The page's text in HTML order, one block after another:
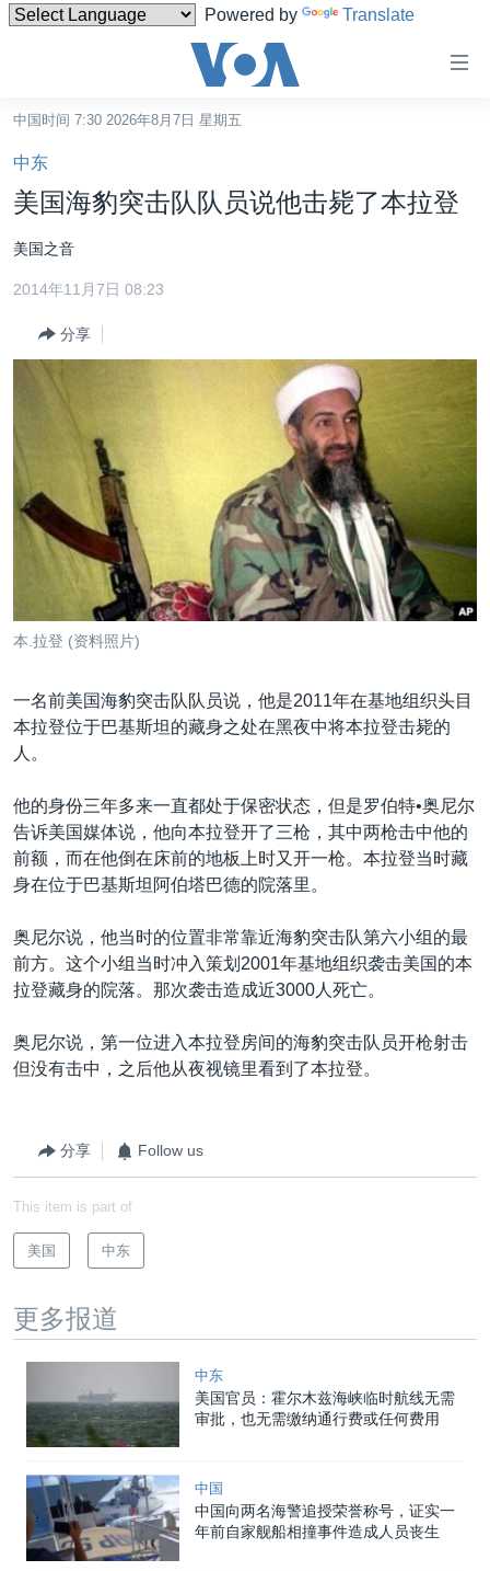
Powered by Translate
碍
链
接
跳
转
内
到
导
台湾
港澳
国际
最新国际新闻
欧洲
非洲
全球议题
分类新闻
经济·金融·贸易
人权·法律·宗教
科教·文娱·体健
军事
美中关系
热点专题
白宫要闻
国会报道
美中关系
美国建国250周年
美国之音专访
重要讲话与声明
南中国海争端
关注西藏
关注新疆
GEN Z 看美国
VOA视频
VOA今日焦点
中文广播
关注我们
中国时间 7:30 2026年8月7日 星期五
中东
美国海豹突击队队员说他击毙了本拉登
美国之音
2014年11月7日 08:23
分享
本.拉登 (资料照片)
一名前美国海豹突击队队员说，他是2011年在基地组织头目
本拉登位于巴基斯坦的藏身之处在黑夜中将本拉登击毙的
人。
他的身份三年多来一直都处于保密状态，但是罗伯特•奥尼尔
告诉美国媒体说，他向本拉登开了三枪，其中两枪击中他的
前额，而在他倒在床前的地板上时又开一枪。本拉登当时藏
身在位于巴基斯坦阿伯塔巴德的院落里。
奥尼尔说，他当时的位置非常靠近海豹突击队第六小组的最
前方。这个小组当时冲入策划2001年基地组织袭击美国的本
拉登藏身的院落。那次袭击造成近3000人死亡。
奥尼尔说，第一位进入本拉登房间的海豹突击队员开枪射击
但没有击中，之后他从夜视镜里看到了本拉登。
分享 Follow us
This item is part of
美国 中东
更多报道
中东
美国官员：霍尔木兹海峡临时航线无需
审批，也无需缴纳通行费或任何费用
中国
中国向两名海警追授荣誉称号，证实一
年前自家舰船相撞事件造成人员丧生